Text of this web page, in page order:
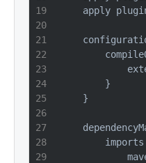
apply
        }
    }
imports